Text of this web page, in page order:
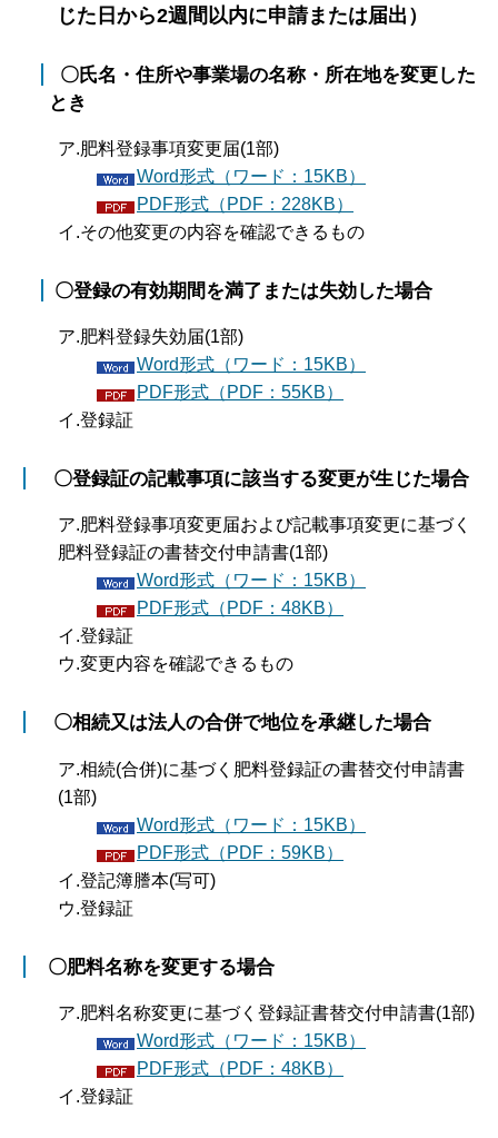
じた日から2週間以内に申請または届出）
〇氏名・住所や事業場の名称・所在地を変更した
とき
ア.肥料登録事項変更届(1部)
Word形式（ワード：15KB）
PDF形式（PDF：228KB）
イ.その他変更の内容を確認できるもの
〇登録の有効期間を満了または失効した場合
ア.肥料登録失効届(1部)
Word形式（ワード：15KB）
PDF形式（PDF：55KB）
イ.登録証
〇登録証の記載事項に該当する変更が生じた場合
ア.肥料登録事項変更届および記載事項変更に基づく
肥料登録証の書替交付申請書(1部)
Word形式（ワード：15KB）
PDF形式（PDF：48KB）
イ.登録証
ウ.変更内容を確認できるもの
〇相続又は法人の合併で地位を承継した場合
ア.相続(合併)に基づく肥料登録証の書替交付申請書
(1部)
Word形式（ワード：15KB）
PDF形式（PDF：59KB）
イ.登記簿謄本(写可)
ウ.登録証
〇肥料名称を変更する場合
ア.肥料名称変更に基づく登録証書替交付申請書(1部)
Word形式（ワード：15KB）
PDF形式（PDF：48KB）
イ.登録証